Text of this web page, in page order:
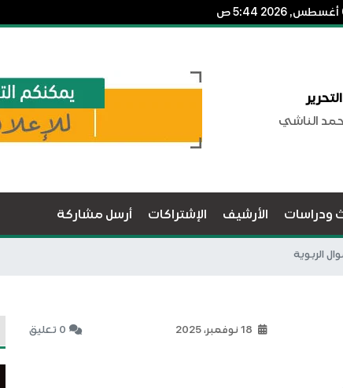
الناشي
ودراسات الأرشيف الإشتراكات أرسل مشاركة
الربوية
0 تعليق